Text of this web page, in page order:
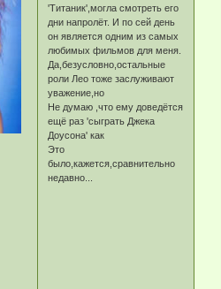
'Титаник',могла смотреть его
дни напролёт. И по сей день
он является одним из самых
любимых фильмов для меня.
Да,безусловно,остальные
роли Лео тоже заслуживают
уважение,но
Не думаю ,что ему доведётся
ещё раз 'сыграть Джека
Доусона' как
Это
было,кажется,сравнительно
недавно...